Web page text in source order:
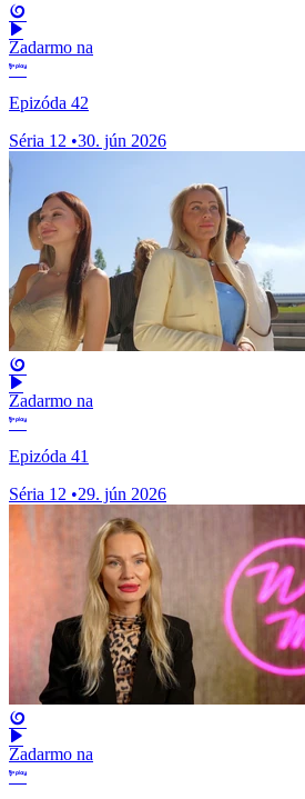
Zadarmo na
Epizóda 42
Séria 12 •30. jún 2026
Zadarmo na
Epizóda 41
Séria 12 •29. jún 2026
Zadarmo na